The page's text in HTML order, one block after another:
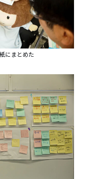
にまとめた